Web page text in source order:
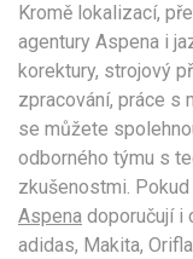
Kromě lokalizací,
agentury Aspena i
korektury, strojový
zpracování, práce s
se můžete
odborného týmu s
zkušenostmi.
Aspena doporučují i
adidas, Makita,